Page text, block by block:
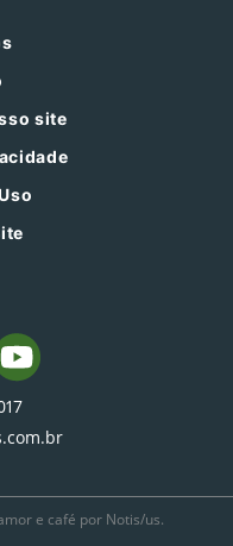
site
e café por Notis/us.